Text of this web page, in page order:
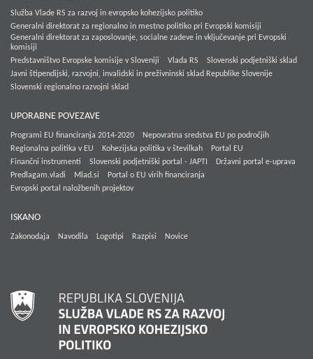
Služba Vlade RS za razvoj in evropsko kohezijsko politiko
Generalni direktorat za regionalno in mestno politiko pri Evropski komisiji
Generalni direktorat za zaposlovanje, socialne zadeve in vključevanje pri Evropski
komisiji
Predstavništvo Evropske komisije v Sloveniji
Vlada RS
Slovenski podjetniški sklad
Javni štipendijski, razvojni, invalidski in preživninski sklad Republike Slovenije
Slovenski regionalno razvojni sklad
UPORABNE POVEZAVE
Programi EU financiranja 2014-2020
Nepovratna sredstva EU po področjih
Regionalna politika v EU
Kohezijska politika v številkah
Portal EU
Finančni instrumenti
Slovenski podjetniški portal - JAPTI
Državni portal e-uprava
Predlagam.vladi
Mlad.si
Portal o EU virih financiranja
Evropski portal naložbenih projektov
ISKANO
Zakonodaja Navodila Logotipi Razpisi Novice